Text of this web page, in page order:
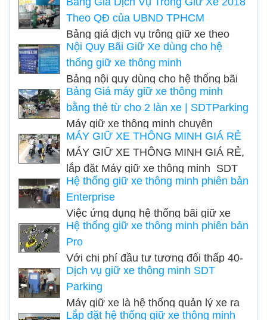
xe nhiều hoặc các bãi xe có diện tích
lớn...
máy giữ xe thông minh SDT Parking,
Tặng toàn bộ hệ thống giữ xe sau 2
năm sử dụng....
Theo QĐ của UBND TPHCM
Bảng giá dịch vụ trông giữ xe theo
quyết định mới nhất của UBND
Tp.HCM theo Quyết định
35/2018/QĐ-UBND Tp HCM
Nội Quy Bãi Giữ Xe dùng cho hệ
thống giữ xe thông minh
Bảng nội quy dùng cho hệ thống bãi
giữ xe thông minh, máy giữ xe bằng
thẻ từ, áp dụng cho các bãi xe sử
dụng máy quét thẻ từ hoặc kiểm soát
ra vào bằng thẻ CHIP,Lắp đặt hệ
thống giữ xe thông minh
Bảng Giá máy giữ xe thông minh
bằng thẻ từ cho 2 làn xe | SDTParking
Máy giữ xe thông minh chuyên
nghiệp, giá rẻ, ✅ Ứng dụng công
nghệ A.I giúp quản lý bãi xe một cách
toàn diện và hiệu quả. ✅Chống thất
thoát doanh thu, giảm nhân công bãi
xe. ✅ Bảng giá cho thuê máy quẹt thẻ
giữ xe
MÁY GIỮ XE THÔNG MINH GIÁ RẺ
MÁY GIỮ XE THÔNG MINH GIÁ RẺ,
lắp đặt Máy giữ xe thông minh SDT
Parking, nhằm đáp ứng cho bãi xe
hoạt động trong ngắn hạn và tối thiểu
chi phí đầu tư khi quản lý bãi xe,
nhưng vẫn mang lại hiệu quả cao hơn
và an toàn hơn, Công ty Công Nghệ
Số Sài Gòn đã cung cấp sản phẩm
Máy Giữ Xe Thông Minh Giá Rẻ.
Hệ thống giữ xe thông minh phiên bản
Enterprise
Việc ứng dụng hệ thống bãi giữ xe
thông minh SDT Parking Enterprise
đã nhanh chóng khắc phục những
nhược điểm này. Hệ thống tạo sự
nhanh chóng, chính xác, an toàn tuyệt
đối, tiết kiệm, hiệu quả và mang lại vẻ
hiện đại cho các bãi gửi xe.
Hệ thống giữ xe thông minh phiên bản
Pro
Với chi phí đầu tư tương đối thấp 40-
45 triệu, sức chứa trên 500 xe, lưu
lượng 1.000 xe/ngày, hệ thống quản
lý bãi giữ xe thông minh SDT Parking
Dịch vụ giữ xe thông minh SDT
Parking
Máy ​giữ xe là hệ thống quản lý xe ra
Lắp đặt hệ thống giữ xe thông minh